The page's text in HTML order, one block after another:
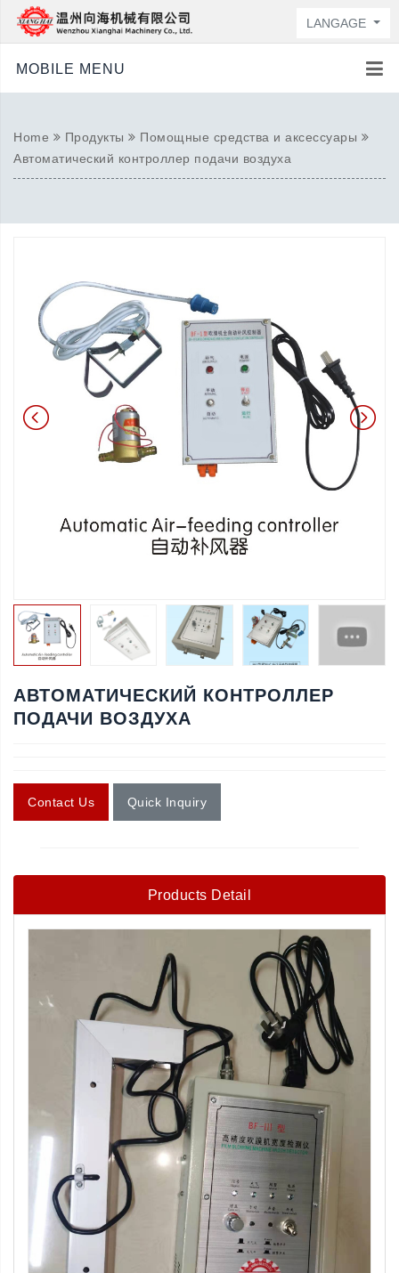
LANGAGE
MOBILE MENU
Home Продукты
Помощные средства и аксессуары
Автоматический контроллер подачи воздуха
АВТОМАТИЧЕСКИЙ КОНТРОЛЛЕР
ПОДАЧИ ВОЗДУХА
Contact Us Quick Inquiry
Products Detail